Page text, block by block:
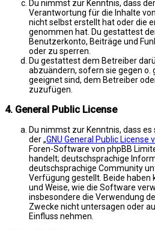
Du nimmst zur Kenntnis, dass
Verantwortung für die Inhalte
nicht selbst erstellt hat oder die
genommen hat. Du gestattest
Benutzerkonto, Beiträge und
oder zu sperren.
Du gestattest dem Betreiber
abzuändern, sofern sie gegen o.
geeignet sind, dem Betreiber
zuzufügen.
4. General Public License
Du nimmst zur Kenntnis, dass
der „GNU General Public License
Foren-Software von phpBB
handelt; deutschsprachige
deutschsprachige Community
Verfügung gestellt. Beide haben
und Weise, wie die Software
insbesondere die Verwendung
Zwecke nicht untersagen oder
Einfluss nehmen.